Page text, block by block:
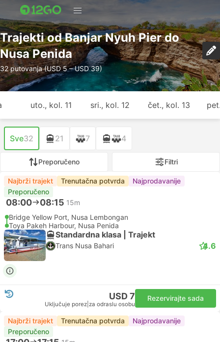
Trajekti od Banjar Nyuh Pier do
Nusa Penida
32 putovanja (USD 5 – USD 39)
uto., kol. 11 sri., kol. 12 čet., kol. 13
Sve32 21 7 4
Preporučeno Filtri
Najbrži trajekt Trenutačna potvrda
Najprodavanije
Preporučeno
08:00 08:15 15m
Bridge Yellow Port, Nusa Lembongan
Toya Pakeh Harbour, Nusa Penida
Standardna klasa | Trajekt
Trans Nusa Bahari 4.6
USD 7
Uključuje porez za odraslu osobu
Rezervirajte sada
Najbrži trajekt Trenutačna potvrda
Najprodavanije
Preporučeno